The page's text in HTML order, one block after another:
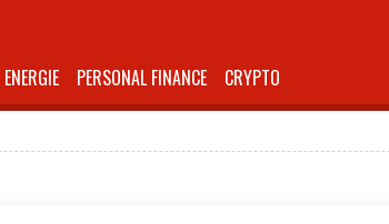
ENERGIE PERSONAL FINANCE CRYPTO